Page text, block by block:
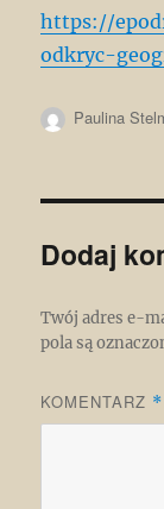
https://
odkryc-
Autor
Paulina
Dodaj
Twój adres e-
pola są
KOMENTARZ *